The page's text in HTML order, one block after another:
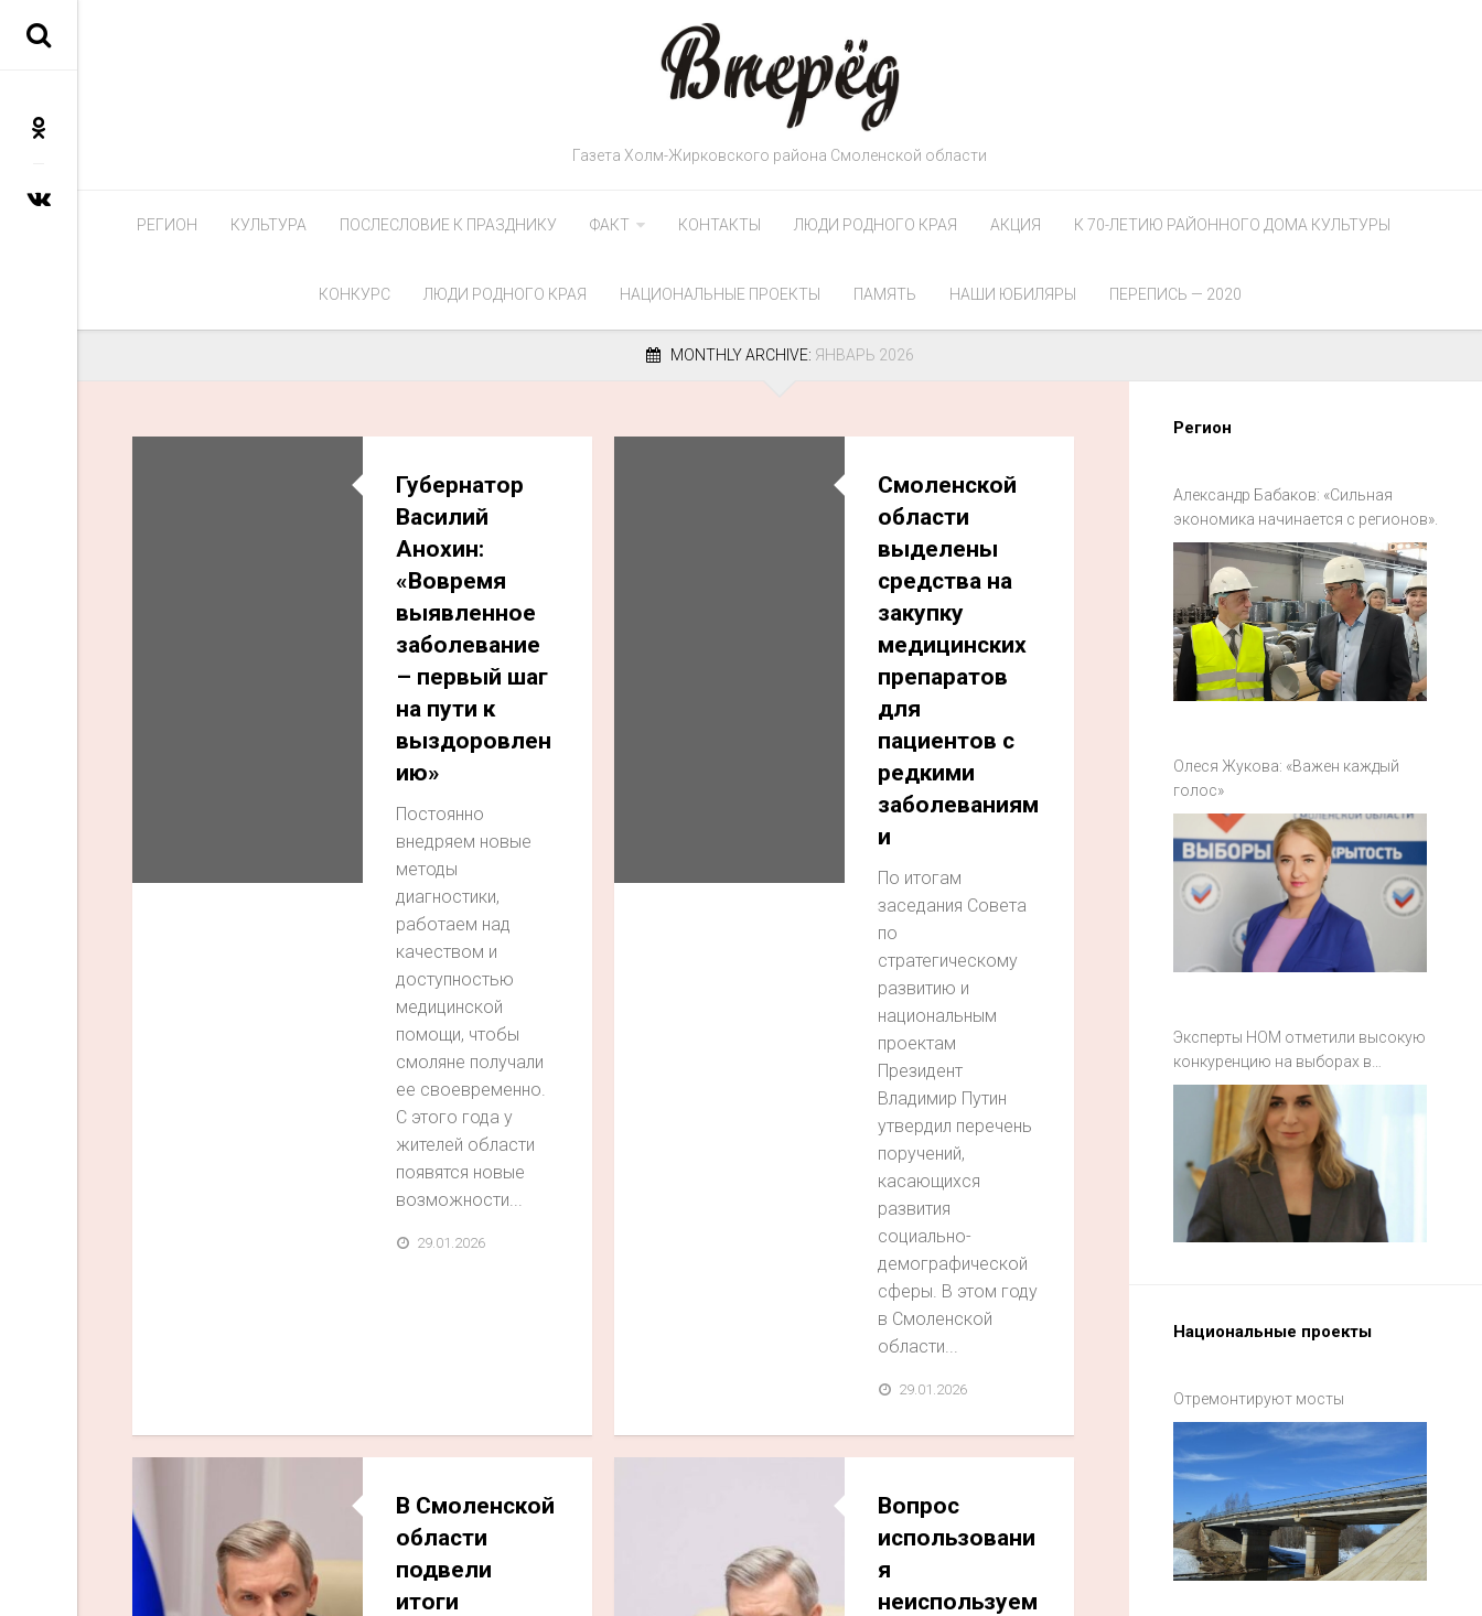
Газета Холм-Жирковского района Смоленской области
РЕГИОН КУЛЬТУРА ПОСЛЕСЛОВИЕ К ПРАЗДНИКУ ФАКТ КОНТАКТЫ ЛЮДИ РОДНОГО КРАЯ АКЦИЯ К 70-ЛЕТИЮ РАЙОННОГО ДОМА КУЛЬТУРЫ
КОНКУРС ЛЮДИ РОДНОГО КРАЯ НАЦИОНАЛЬНЫЕ ПРОЕКТЫ ПАМЯТЬ НАШИ ЮБИЛЯРЫ ПЕРЕПИСЬ — 2020
MONTHLY ARCHIVE: ЯНВАРЬ 2026
Губернатор
Василий
Анохин:
«Вовремя
выявленное
заболевание
– первый шаг
на пути к
выздоровлен
ию»
Постоянно
внедряем новые
методы
диагностики,
работаем над
качеством и
доступностью
медицинской
помощи, чтобы
смоляне получали
ее своевременно.
С этого года у
жителей области
появятся новые
возможности...
29.01.2026
Смоленской
области
выделены
средства на
закупку
медицинских
препаратов
для
пациентов с
редкими
заболеваниям
и
По итогам
заседания Совета
по
стратегическому
развитию и
национальным
проектам
Президент
Владимир Путин
утвердил перечень
поручений,
касающихся
развития
социально-
демографической
сферы. В этом году
в Смоленской
области...
29.01.2026
В Смоленской
области
подвели
итоги
Вопрос
использовани
я
неиспользуем
Регион
Александр Бабаков: «Сильная
экономика начинается с регионов».
Олеся Жукова: «Важен каждый
голос»
Эксперты НОМ отметили высокую
конкуренцию на выборах в
Смоленской области
Национальные проекты
Отремонтируют мосты